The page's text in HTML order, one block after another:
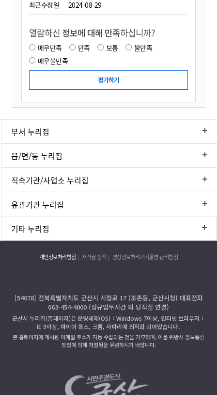
최근수정일 2024-08-29
열람하신 정보에 대해 만족하십니까?
매우만족 만족 보통
불만족
매우불만족
부서 누리집
읍/면/동 누리집
직속기관/사업소 누리집
유관기관 누리집
기타 누리집
개인정보처리방침 저작권 정책 영상정보처리기기운영·관리방침
[54078] 전북특별자치도 군산시 시청로 17 (조촌동, 군산시청) 대표전화
063-454-4000 (정규업무시간 외 당직실 연결)
군산시 누리집(홈페이지)은 운영체제(OS)：Windows 7이상, 인터넷 브라우저：
IE 9이상, 파이어 폭스, 크롬, 사파리에 최적화 되어있습니다.
본 홈페이지에 게시된 이메일 주소가 자동 수집되는 것을 거부하며, 이를 위반시 정보통신
망법에 의해 처벌됨을 유념하시기 바랍니다.